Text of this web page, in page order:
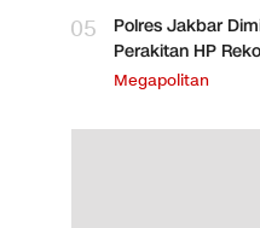
05
Polres Jakbar
Perakitan HP
Megapolitan